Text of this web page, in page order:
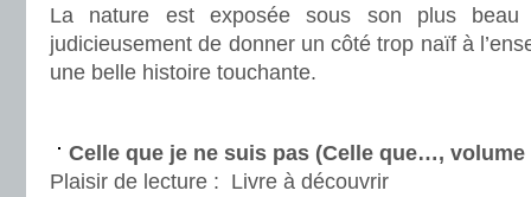
La nature est exposée sous son plus beau
judicieusement de donner un côté trop naïf à
une belle histoire touchante.
Celle que je ne suis pas (Celle que…, volume
Plaisir de lecture : Livre à découvrir